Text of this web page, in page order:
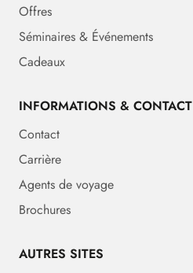
Offres
Séminaires & Événements
Cadeaux
INFORMATIONS & CONTACT
Contact
Carrière
Agents de voyage
Brochures
AUTRES SITES